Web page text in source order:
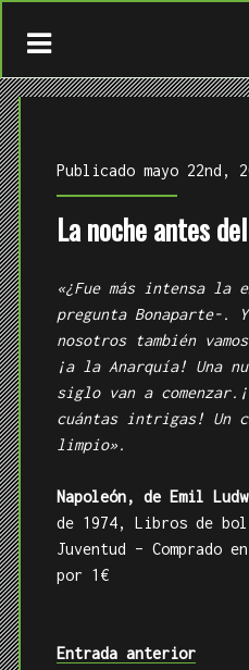
QUIÉN
Publicado mayo 22nd,
La noche antes
«¿Fue más intensa la
pregunta Bonaparte-.
nosotros también
¡a la Anarquía! Una
siglo van a
cuántas intrigas! Un
limpio».
Napoleón, de Emil
de 1974, Libros de
Juventud – Comprado
por 1€
Entrada anterior